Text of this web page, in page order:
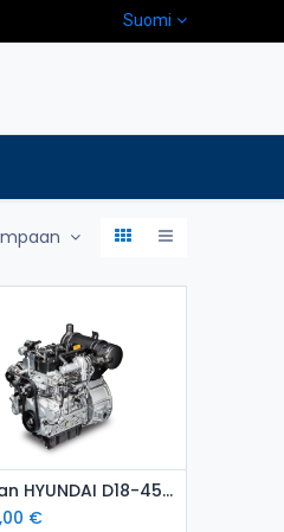
Suomi
Lisää ostoskoriin
Doosan HYUNDAI D18-45 kW dieselmoottori
€